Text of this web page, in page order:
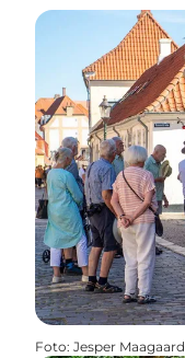
Foto: Jesper Maagaard